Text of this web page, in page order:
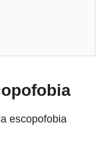
escopofobia